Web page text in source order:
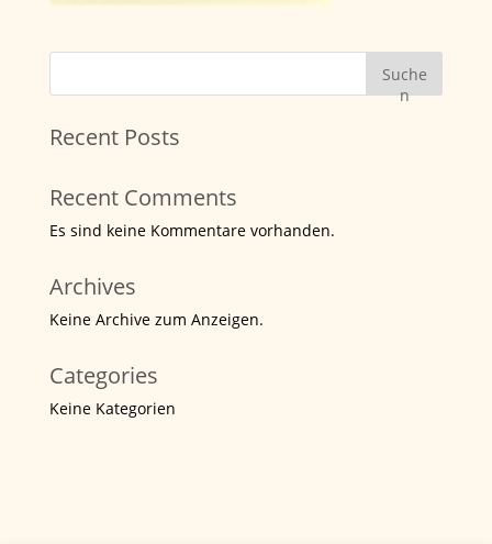
Suche
n
Recent Posts
Recent Comments
Es sind keine Kommentare vorhanden.
Archives
Keine Archive zum Anzeigen.
Categories
Keine Kategorien